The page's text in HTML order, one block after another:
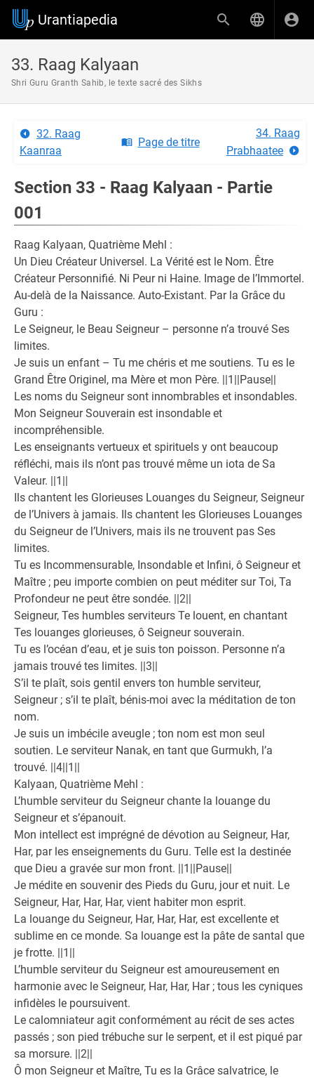
Urantiapedia
33. Raag Kalyaan
Shri Guru Granth Sahib, le texte sacré des Sikhs
32. Raag
Kaanraa
Page de titre
34. Raag
Prabhaatee
Section 33 - Raag Kalyaan - Partie
001
Raag Kalyaan, Quatrième Mehl :
Un Dieu Créateur Universel. La Vérité est le Nom. Être
Créateur Personnifié. Ni Peur ni Haine. Image de l’Immortel.
Au-delà de la Naissance. Auto-Existant. Par la Grâce du
Guru :
Le Seigneur, le Beau Seigneur – personne n’a trouvé Ses
limites.
Je suis un enfant – Tu me chéris et me soutiens. Tu es le
Grand Être Originel, ma Mère et mon Père. ||1||Pause||
Les noms du Seigneur sont innombrables et insondables.
Mon Seigneur Souverain est insondable et
incompréhensible.
Les enseignants vertueux et spirituels y ont beaucoup
réfléchi, mais ils n’ont pas trouvé même un iota de Sa
Valeur. ||1||
Ils chantent les Glorieuses Louanges du Seigneur, Seigneur
de l’Univers à jamais. Ils chantent les Glorieuses Louanges
du Seigneur de l’Univers, mais ils ne trouvent pas Ses
limites.
Tu es Incommensurable, Insondable et Infini, ô Seigneur et
Maître ; peu importe combien on peut méditer sur Toi, Ta
Profondeur ne peut être sondée. ||2||
Seigneur, Tes humbles serviteurs Te louent, en chantant
Tes louanges glorieuses, ô Seigneur souverain.
Tu es l’océan d’eau, et je suis ton poisson. Personne n’a
jamais trouvé tes limites. ||3||
S’il te plaît, sois gentil envers ton humble serviteur,
Seigneur ; s’il te plaît, bénis-moi avec la méditation de ton
nom.
Je suis un imbécile aveugle ; ton nom est mon seul
soutien. Le serviteur Nanak, en tant que Gurmukh, l’a
trouvé. ||4||1||
Kalyaan, Quatrième Mehl :
L’humble serviteur du Seigneur chante la louange du
Seigneur et s’épanouit.
Mon intellect est imprégné de dévotion au Seigneur, Har,
Har, par les enseignements du Guru. Telle est la destinée
que Dieu a gravée sur mon front. ||1||Pause||
Je médite en souvenir des Pieds du Guru, jour et nuit. Le
Seigneur, Har, Har, Har, vient habiter mon esprit.
La louange du Seigneur, Har, Har, Har, est excellente et
sublime en ce monde. Sa louange est la pâte de santal que
je frotte. ||1||
L’humble serviteur du Seigneur est amoureusement en
harmonie avec le Seigneur, Har, Har, Har ; tous les cyniques
infidèles le poursuivent.
Le calomniateur agit conformément au récit de ses actes
passés ; son pied trébuche sur le serpent, et il est piqué par
sa morsure. ||2||
Ô mon Seigneur et Maître, Tu es la Grâce salvatrice, le